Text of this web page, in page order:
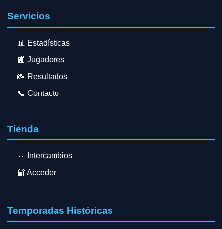
Servicios
📊 Estadísticas
📰 Jugadores
📸 Resultados
📞 Contacto
Tienda
🎫 Intercambios
🔐 Acceder
Temporadas Históricas